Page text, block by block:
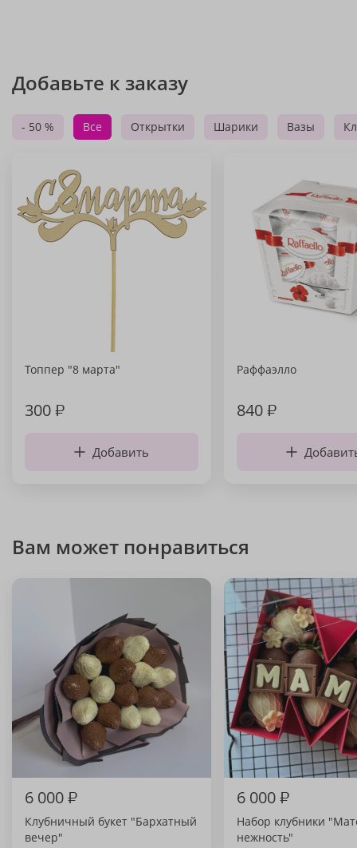
Добавьте к заказу
- 50 % Все Открытки Шарики Вазы
Топпер "8 марта"
300₽
Добавить
Раффаэлло
840₽
Вам может понравиться
6 000₽
Клубничный букет "Бархатный
вечер"
6 000₽
Набор клубники
нежность"